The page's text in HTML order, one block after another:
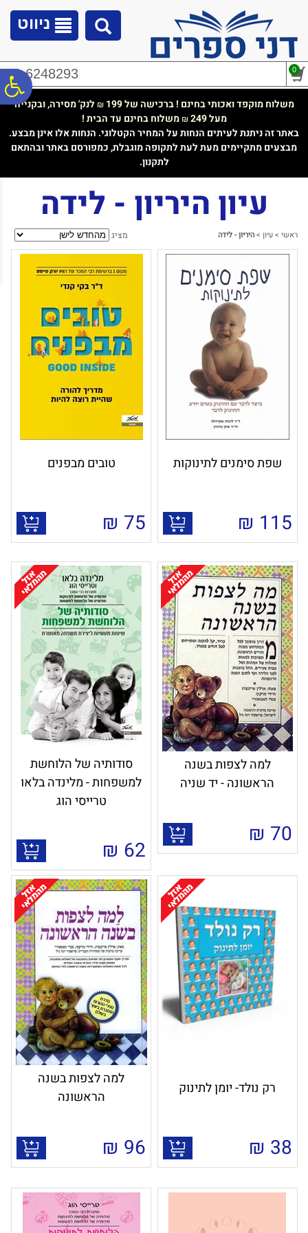
נגישות
ניווט
02-6248293 0
משלוח מוקפד ואכותי בחינם ! ברכישה של 199 ₪ לנק' מסירה, ובקנייה
מעל 249
₪משלוח בחינם עד הבית !
באתר זה ניתנת לעיתים הנחות על המחיר הקטלוגי. הנחות אלו אינן מבצע.
מבצעים מתקיימים מעת לעת לתקופה מוגבלת, כמפורסם באתר ובהתאם
לתקנון.
עיון היריון - לידה
ראשי >עיון >היריון - לידה מציג
שפת סימנים לתינוקות
115
₪
טובים מבפנים
75
₪
למה לצפות בשנה
הראשונה - יד שניה
70
₪
סודותיה של הלוחשת
למשפחות - מלינדה בלאו
טרייסי הוג
62
₪
רק נולד- יומן לתינוק
38
₪
למה לצפות בשנה
הראשונה
96
₪